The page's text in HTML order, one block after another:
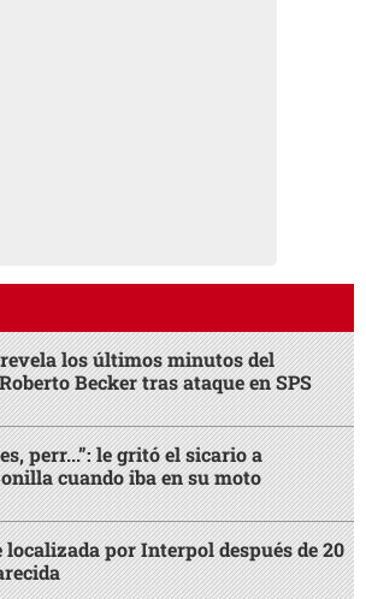
los últimos minutos del
Becker tras ataque en SPS
perr...”: le gritó el sicario a
cuando iba en su moto
localizada por Interpol después de 20